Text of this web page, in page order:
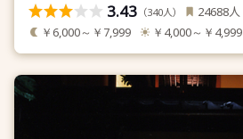
3.43 （340人） 24688人
￥6,000～￥7,999 ￥4,000～￥4,999